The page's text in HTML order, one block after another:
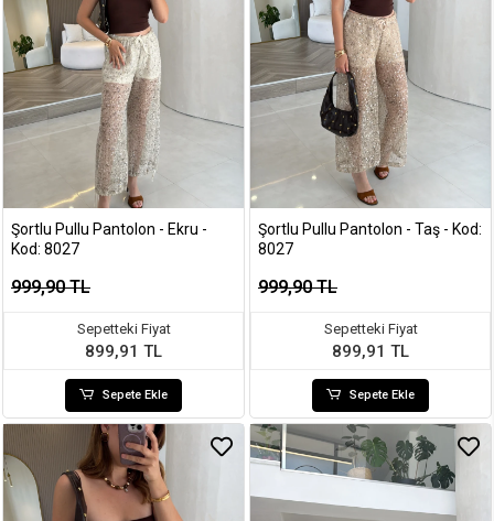
Şortlu Pullu Pantolon - Ekru -
Kod: 8027
999,90 TL
Sepetteki Fiyat
899,91 TL
Sepete Ekle
Şortlu Pullu Pantolon - Taş - Kod:
8027
999,90 TL
Sepetteki Fiyat
899,91 TL
Sepete Ekle